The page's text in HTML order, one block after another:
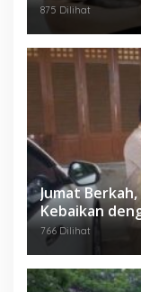
Karawang
875 Dilihat
Jumat
Kebaikan
766 Dilihat